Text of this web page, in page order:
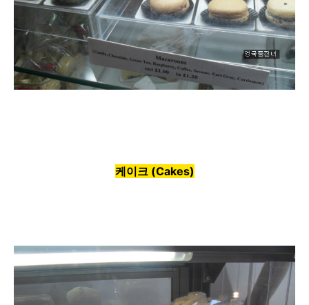
케이크 (Cakes)